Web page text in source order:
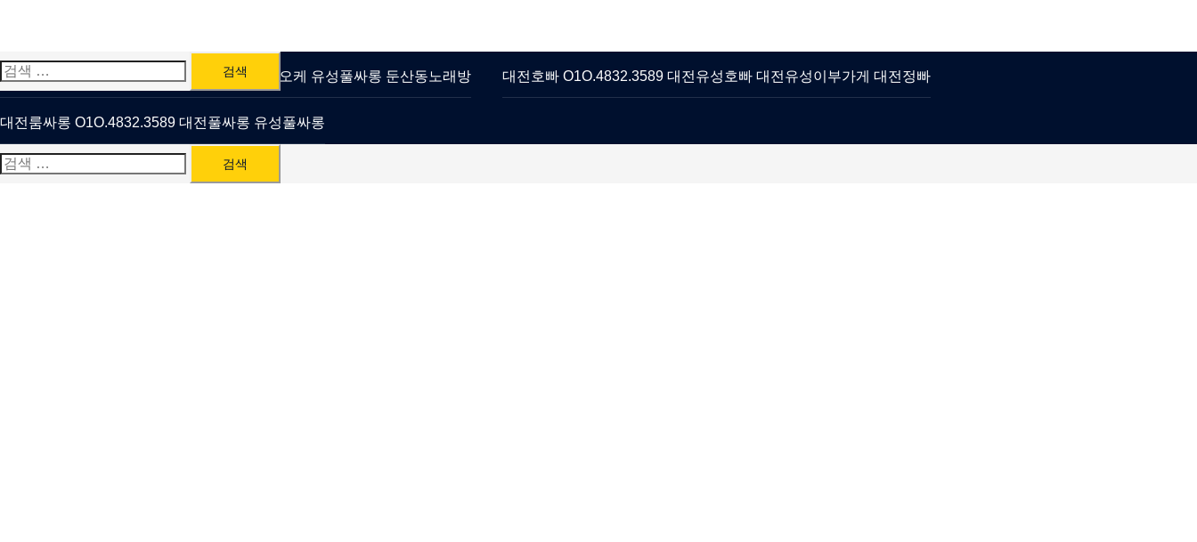
검
색:
유성룸싸롱 O1O.4832.3589 대전퍼블릭가라오케 유성풀싸롱 둔산동노래방 대전호빠 O1O.4832.3589 대전유성호빠 대전유성이부가게 대전정빠
대전룸싸롱 O1O.4832.3589 대전풀싸롱 유성풀싸롱
검